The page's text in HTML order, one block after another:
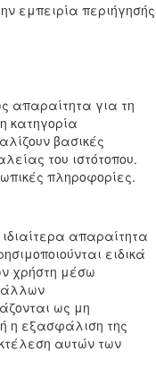
εμπειρία περιήγησής
απαραίτητα για τη
κατηγορία
βασικές
του ιστότοπου.
πληροφορίες.
απαραίτητα
ειδικά
χρήστη μέσω
άλλων
ως μη
η εξασφάλιση της
αυτών των